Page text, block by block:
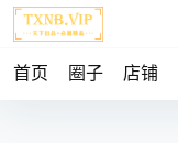
首页 圈子 店铺